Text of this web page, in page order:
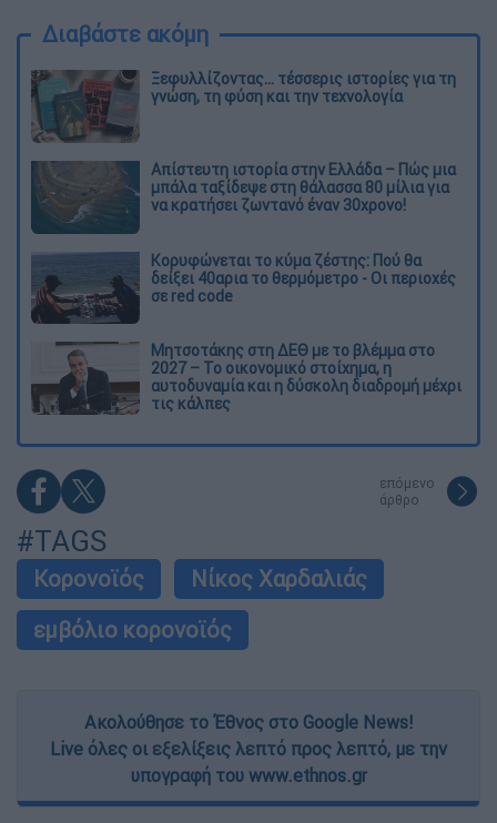
Διαβάστε ακόμη
Ξεφυλλίζοντας... τέσσερις ιστορίες για τη
γνώση, τη φύση και την τεχνολογία
Απίστευτη ιστορία στην Ελλάδα – Πώς μια
μπάλα ταξίδεψε στη θάλασσα 80 μίλια για
να κρατήσει ζωντανό έναν 30χρονο!
Κορυφώνεται το κύμα ζέστης: Πού θα
δείξει 40αρια το θερμόμετρο - Οι περιοχές
σε red code
Μητσοτάκης στη ΔΕΘ με το βλέμμα στο
2027 – Το οικονομικό στοίχημα, η
αυτοδυναμία και η δύσκολη διαδρομή μέχρι
τις κάλπες
επόμενο
άρθρο
#TAGS
Κορονοϊός
Νίκος Χαρδαλιάς
εμβόλιο κορονοϊός
Ακολούθησε το Έθνος στο Google News!
Live όλες οι εξελίξεις λεπτό προς λεπτό, με την
υπογραφή του www.ethnos.gr